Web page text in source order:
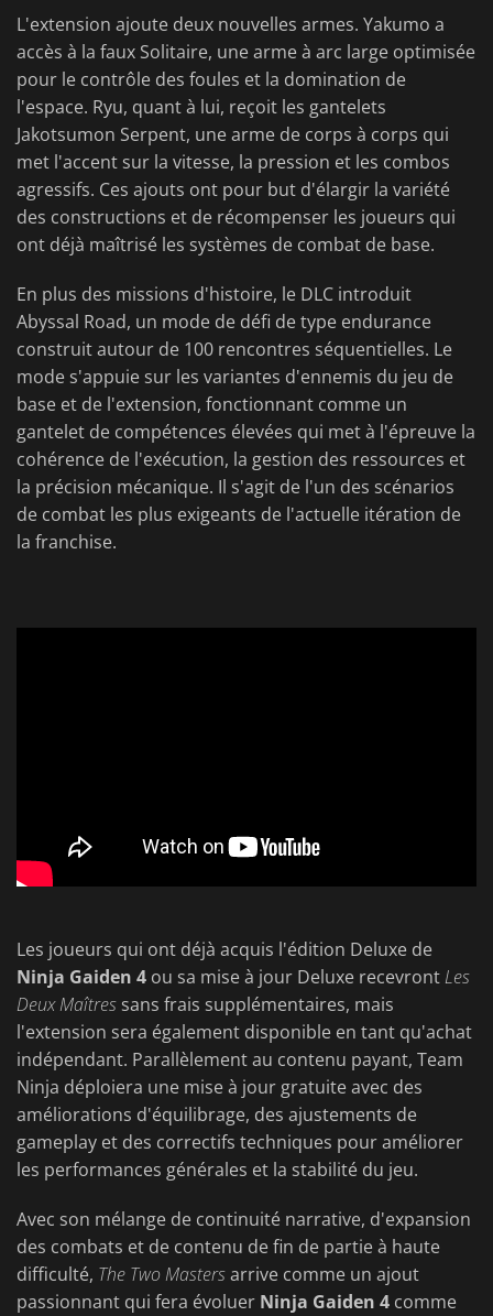
L'extension ajoute deux nouvelles armes. Yakumo a
accès à la faux Solitaire, une arme à arc large optimisée
pour le contrôle des foules et la domination de
l'espace. Ryu, quant à lui, reçoit les gantelets
Jakotsumon Serpent, une arme de corps à corps qui
met l'accent sur la vitesse, la pression et les combos
agressifs. Ces ajouts ont pour but d'élargir la variété
des constructions et de récompenser les joueurs qui
ont déjà maîtrisé les systèmes de combat de base.
En plus des missions d'histoire, le DLC introduit
Abyssal Road, un mode de défi de type endurance
construit autour de 100 rencontres séquentielles. Le
mode s'appuie sur les variantes d'ennemis du jeu de
base et de l'extension, fonctionnant comme un
gantelet de compétences élevées qui met à l'épreuve la
cohérence de l'exécution, la gestion des ressources et
la précision mécanique. Il s'agit de l'un des scénarios
de combat les plus exigeants de l'actuelle itération de
la franchise.
Les joueurs qui ont déjà acquis l'édition Deluxe de
Ninja Gaiden 4 ou sa mise à jour Deluxe recevrontLes
Deux Maîtres sans frais supplémentaires, mais
l'extension sera également disponible en tant qu'achat
indépendant. Parallèlement au contenu payant, Team
Ninja déploiera une mise à jour gratuite avec des
améliorations d'équilibrage, des ajustements de
gameplay et des correctifs techniques pour améliorer
les performances générales et la stabilité du jeu.
Avec son mélange de continuité narrative, d'expansion
des combats et de contenu de fin de partie à haute
difficulté, The Two Mastersarrive comme un ajout
passionnant qui fera évoluer Ninja Gaiden 4 comme